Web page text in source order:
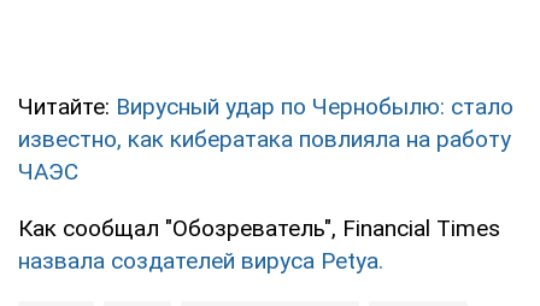
Читайте: Вирусный удар по Чернобылю: стало
известно, как кибератака повлияла на работу
ЧАЭС
Как сообщал "Обозреватель", Financial Times
назвала создателей вируса Petya.